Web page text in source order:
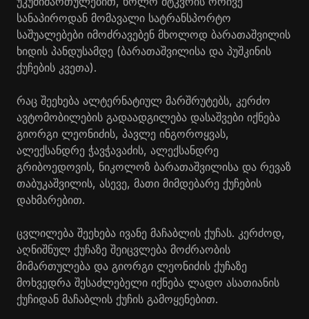
სანაპიროდან მომავალი სატრანსპორტო
საშუალებები იმოძრავებენ მხოლოდ ბარათაშვილის
ხიდის პანდუსამდე (ბარათაშვილისა და პუშკინის
ქუჩების კვეთა).
რაც შეეხება ალტერნატიულ მარშრუტებს, კერძო
ავტომობილების გადაადგილება დასაშვები იქნება
გიორგი ლეონიძის, პავლე ინგოროყვას,
ალექსანდრე ჭავჭავაძის, ალექსანდრე
გრიბოედოვის, ნიკოლოზ ბარათაშვილისა და რევაზ
თაბუკაშვილის, ასევე, მათი მიმდებარე ქუჩების
დახმარებით.
ცვლილება შეეხება ივანე მაჩაბლის ქუჩას. კერძოდ,
აღნიშნულ ქუჩაზე შეიცვლება მოძრაობის
მიმართულება და გიორგი ლეონიძის ქუჩაზე
მოხვედრა შესაძლებელი იქნება ლადო ასათიანის
ქუჩიდან მაჩაბლის ქუჩის გამოყენებით.